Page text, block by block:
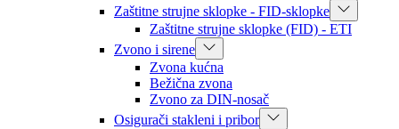
Zaštitne strujne sklopke - FID-sklopke
Zaštitne strujne sklopke (FID) - ETI
Zvono i sirene
Zvona kućna
Bežična zvona
Zvono za DIN-nosač
Osigurači stakleni i pribor